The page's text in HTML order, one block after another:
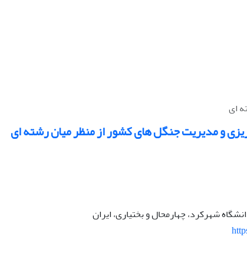
ای
ریزی و مدیریت جنگل های کشور از منظر میان رشته ای
شهرکرد، چهارمحال و بختیاری، ایران